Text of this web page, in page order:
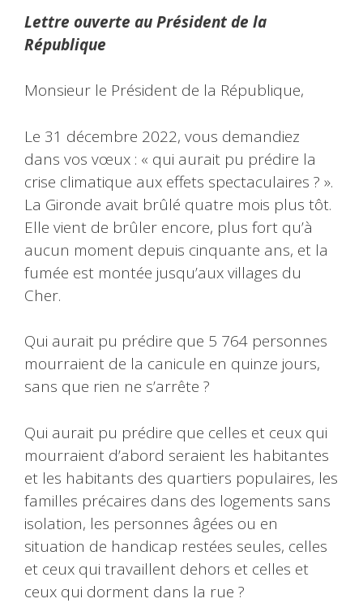
Lettre ouverte au Président de la
République
Monsieur le Président de la République,
Le 31 décembre 2022, vous demandiez
dans vos vœux : « qui aurait pu prédire la
crise climatique aux effets spectaculaires ? ».
La Gironde avait brûlé quatre mois plus tôt.
Elle vient de brûler encore, plus fort qu’à
aucun moment depuis cinquante ans, et la
fumée est montée jusqu’aux villages du
Cher.
Qui aurait pu prédire que 5 764 personnes
mourraient de la canicule en quinze jours,
sans que rien ne s’arrête ?
Qui aurait pu prédire que celles et ceux qui
mourraient d’abord seraient les habitantes
et les habitants des quartiers populaires, les
familles précaires dans des logements sans
isolation, les personnes âgées ou en
situation de handicap restées seules, celles
et ceux qui travaillent dehors et celles et
ceux qui dorment dans la rue ?